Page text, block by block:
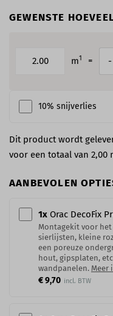
GEWENSTE
m1 = -
10% snijverlies
Dit product wordt
voor een totaal van 2,00
AANBEVOLEN
1x Orac DecoFix
Montagekit voor
sierlijsten, kleine
een poreuze
hout, gipsplaten,
wandpanelen. Meer
€ 9,70